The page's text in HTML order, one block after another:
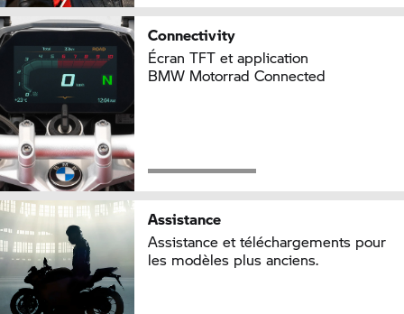
Connectivity
Écran TFT et application
BMW Motorrad Connected
Assistance
Assistance et téléchargements pour
les modèles plus anciens.